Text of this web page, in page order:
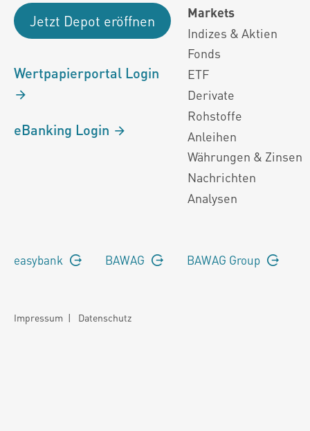
Jetzt Depot eröffnen
Wertpapierportal Login
eBanking Login
Markets
Indizes & Aktien
Fonds
ETF
Derivate
Rohstoffe
Anleihen
Währungen & Zinsen
Nachrichten
Analysen
easybank BAWAG BAWAG Group
Impressum | Datenschutz